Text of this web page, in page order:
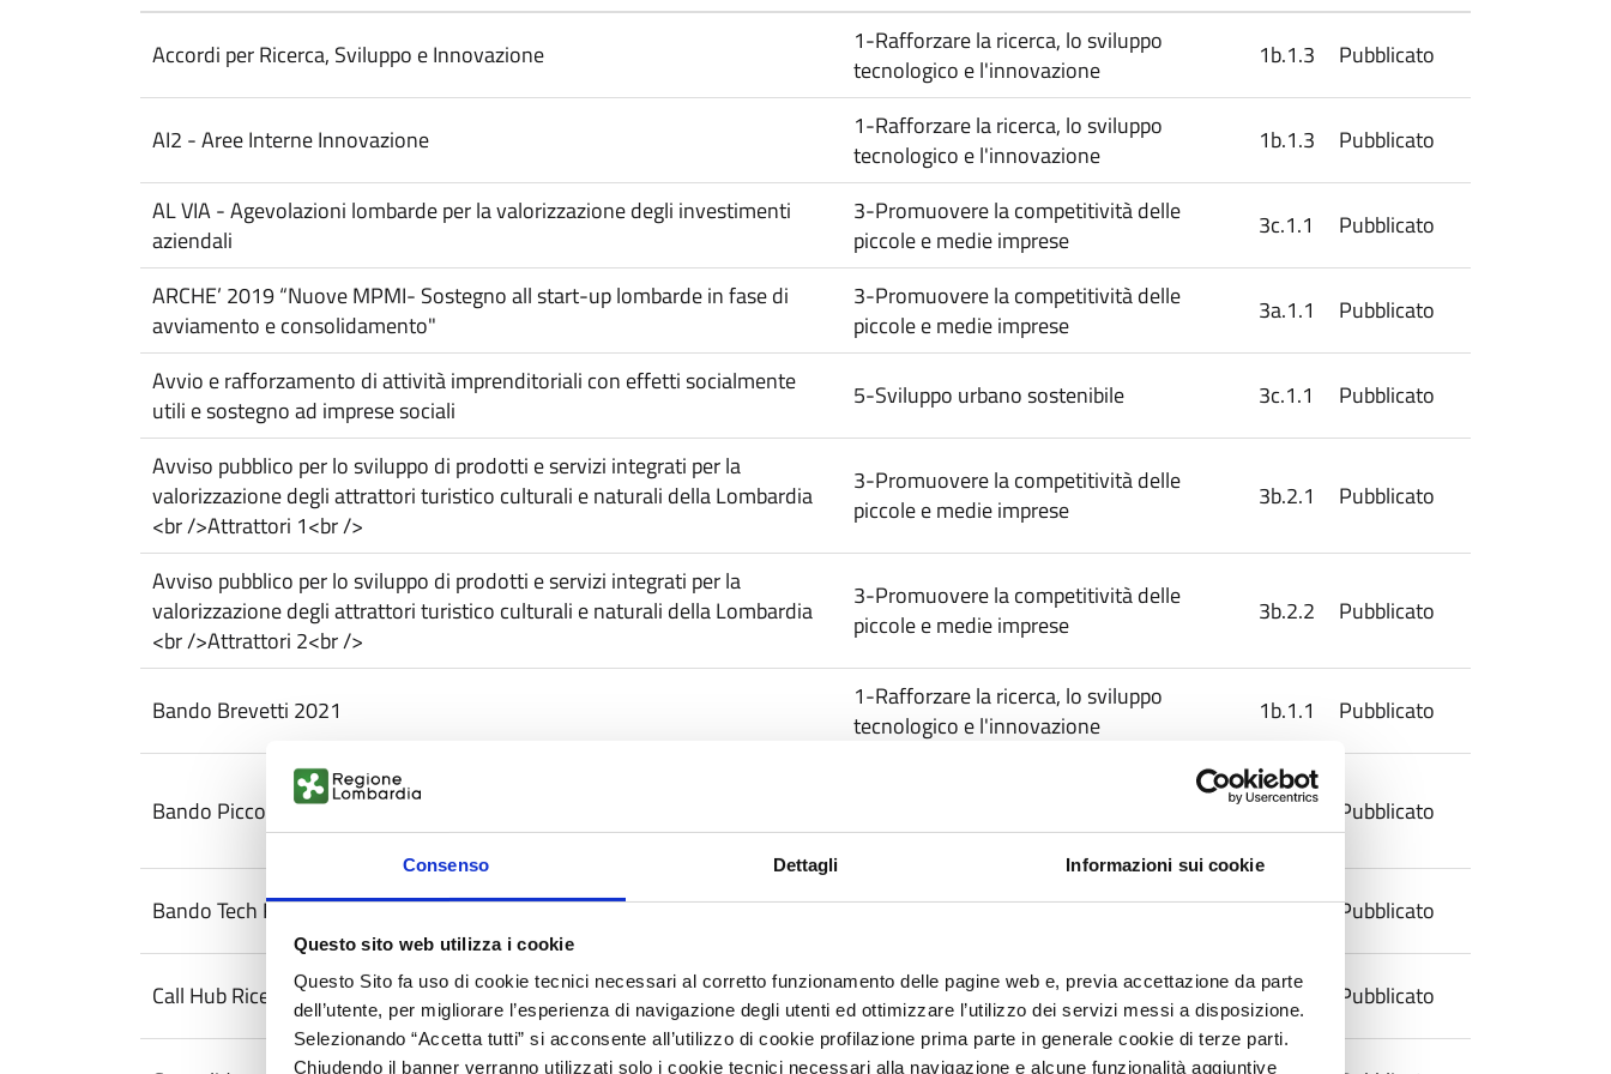
Consenso Dettagli Informazioni sui cookie
Questo sito web utilizza i cookie
Questo Sito fa uso di cookie tecnici necessari al corretto funzionamento delle pagine web e, previa accettazione da parte
dell’utente, per migliorare l’esperienza di navigazione degli utenti ed ottimizzare l’utilizzo dei servizi messi a disposizione.
Selezionando “Accetta tutti” si acconsente all’utilizzo di cookie profilazione prima parte in generale cookie di terze parti.
Chiudendo il banner verranno utilizzati solo i cookie tecnici necessari alla navigazione e alcune funzionalità aggiuntive
e
s
r
B
a
n
d
o
Accordi per Ricerca, Sviluppo e Innovazione
1-Rafforzare la ricerca, lo sviluppo
tecnologico e l'innovazione
1b.1.3 Pubblicato
AI2 - Aree Interne Innovazione
1-Rafforzare la ricerca, lo sviluppo
tecnologico e l'innovazione
1b.1.3 Pubblicato
AL VIA - Agevolazioni lombarde per la valorizzazione degli investimenti
aziendali
3-Promuovere la competitività delle
piccole e medie imprese
3c.1.1 Pubblicato
ARCHE’ 2019 “Nuove MPMI- Sostegno all start-up lombarde in fase di
avviamento e consolidamento"
3-Promuovere la competitività delle
piccole e medie imprese
3a.1.1 Pubblicato
Avvio e rafforzamento di attività imprenditoriali con effetti socialmente
utili e sostegno ad imprese sociali
5-Sviluppo urbano sostenibile 3c.1.1 Pubblicato
Avviso pubblico per lo sviluppo di prodotti e servizi integrati per la
valorizzazione degli attrattori turistico culturali e naturali della Lombardia
<br />Attrattori 1<br />
3-Promuovere la competitività delle
piccole e medie imprese
3b.2.1 Pubblicato
Avviso pubblico per lo sviluppo di prodotti e servizi integrati per la
valorizzazione degli attrattori turistico culturali e naturali della Lombardia
<br />Attrattori 2<br />
3-Promuovere la competitività delle
piccole e medie imprese
3b.2.2 Pubblicato
Bando Brevetti 2021
1-Rafforzare la ricerca, lo sviluppo
tecnologico e l'innovazione
1b.1.1 Pubblicato
Bando Piccoli Comuni I
carbonio in tutti i settori
4c.1.1 Pubblicato
Bando Tech Fast Lombardia
1-Rafforzare la ricerca, lo sviluppo
1b.1.2 Pubblicato
Call Hub Ricerca e Innovazione
1-Rafforzare la ricerca, lo sviluppo
tecnologico e l'innovazione
1b.1.3 Pubblicato
1-Rafforzare la ricerca, lo sviluppo